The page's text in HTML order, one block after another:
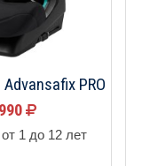
PRO
1 до 12 лет